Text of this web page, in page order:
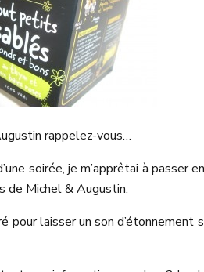
rappelez-vous…
soirée, je m’apprêtai à
de Michel & Augustin.
laisser un son